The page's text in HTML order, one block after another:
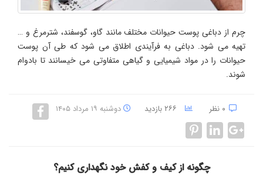
چرم از دباغی پوست حیوانات مختلف مانند گاو، گوسفند، شترمرغ و …
تهیه می شود. دباغی به فرآیندی اطلاق می شود که طی آن پوست
حیوانات را در مواد شیمیایی و گیاهی متفاوتی می خیسانند تا بادوام
شوند.
دوشنبه ۱۹ مرداد ۱۴۰۵
چگونه از کیف و کفش خود نگهداری کنیم؟